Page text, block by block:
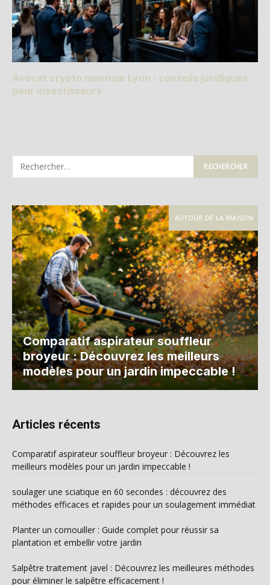
Avocat crypto monnaie Lyon : conseils juridiques
pour investisseurs
AUTOUR DE LA MAISON
Comparatif aspirateur souffleur
broyeur : Découvrez les meilleurs
modèles pour un jardin impeccable !
Articles récents
Comparatif aspirateur souffleur broyeur : Découvrez les
meilleurs modèles pour un jardin impeccable !
soulager une sciatique en 60 secondes : découvrez des
méthodes efficaces et rapides pour un soulagement immédiat
Planter un cornouiller : Guide complet pour réussir sa
plantation et embellir votre jardin
Salpêtre traitement javel : Découvrez les meilleures méthodes
pour éliminer le salpêtre efficacement !